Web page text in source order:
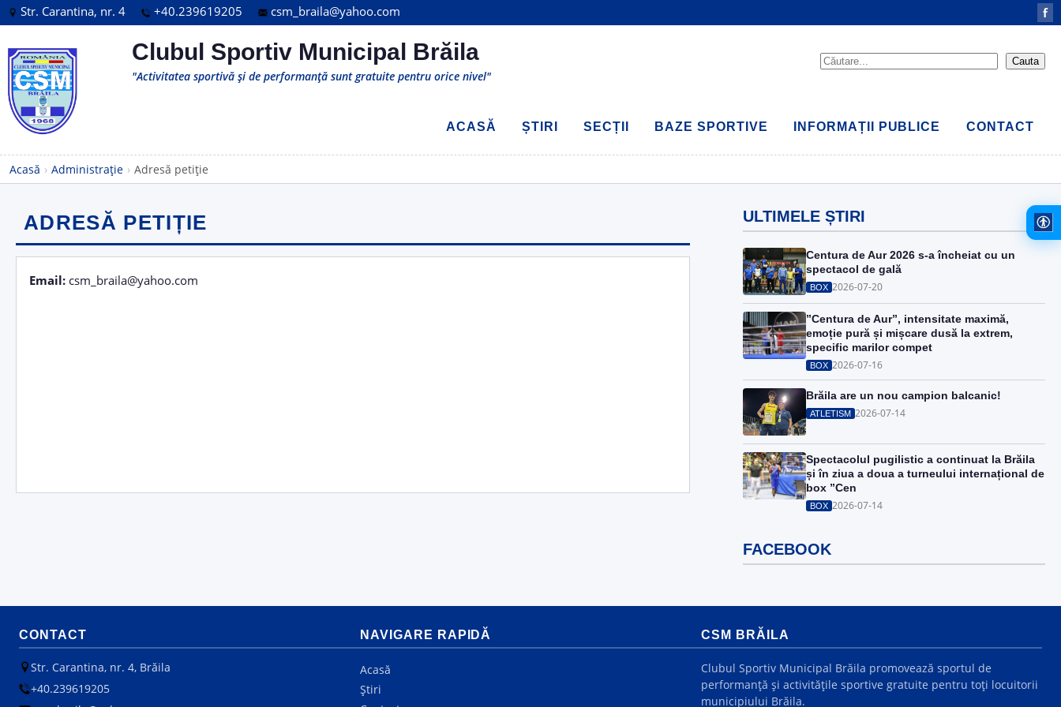
Str. Carantina, nr. 4 +40.239619205 csm_braila@yahoo.com f
Clubul Sportiv Municipal Brăila
"Activitatea sportivă și de performanță sunt gratuite pentru orice nivel"
ACASĂ ȘTIRI SECȚII BAZE SPORTIVE INFORMAȚII PUBLICE CONTACT
Acasă › Administrație › Adresă petiție
ADRESĂ PETIȚIE
Email: csm_braila@yahoo.com
ULTIMELE ȘTIRI
Centura de Aur 2026 s-a încheiat cu un
spectacol de gală
BOX 2026-07-20
”Centura de Aur”, intensitate maximă,
emoție pură și mișcare dusă la extrem,
specific marilor compet
BOX 2026-07-16
Brăila are un nou campion balcanic!
ATLETISM 2026-07-14
Spectacolul pugilistic a continuat la Brăila
și în ziua a doua a turneului internațional de
box ”Cen
BOX 2026-07-14
FACEBOOK
CONTACT
Str. Carantina, nr. 4, Brăila
+40.239619205
NAVIGARE RAPIDĂ
Acasă
Știri
CSM BRĂILA
Clubul Sportiv Municipal Brăila promovează sportul de
performanță și activitățile sportive gratuite pentru toți locuitorii
municipiului Brăila.